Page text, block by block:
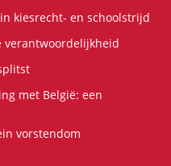
kiesrecht- en schoolstrijd
verantwoordelijkheid
met België: een
vorstendom